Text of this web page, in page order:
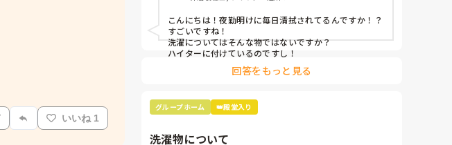
いいね 1
こんにちは！夜勤明けに毎日清拭されてるんですか！？
すごいですね！
洗濯についてはそんな物ではないですか？
ハイターに付けているのですし！
回答をもっと見る
グループホーム 👑殿堂入り
洗濯物について